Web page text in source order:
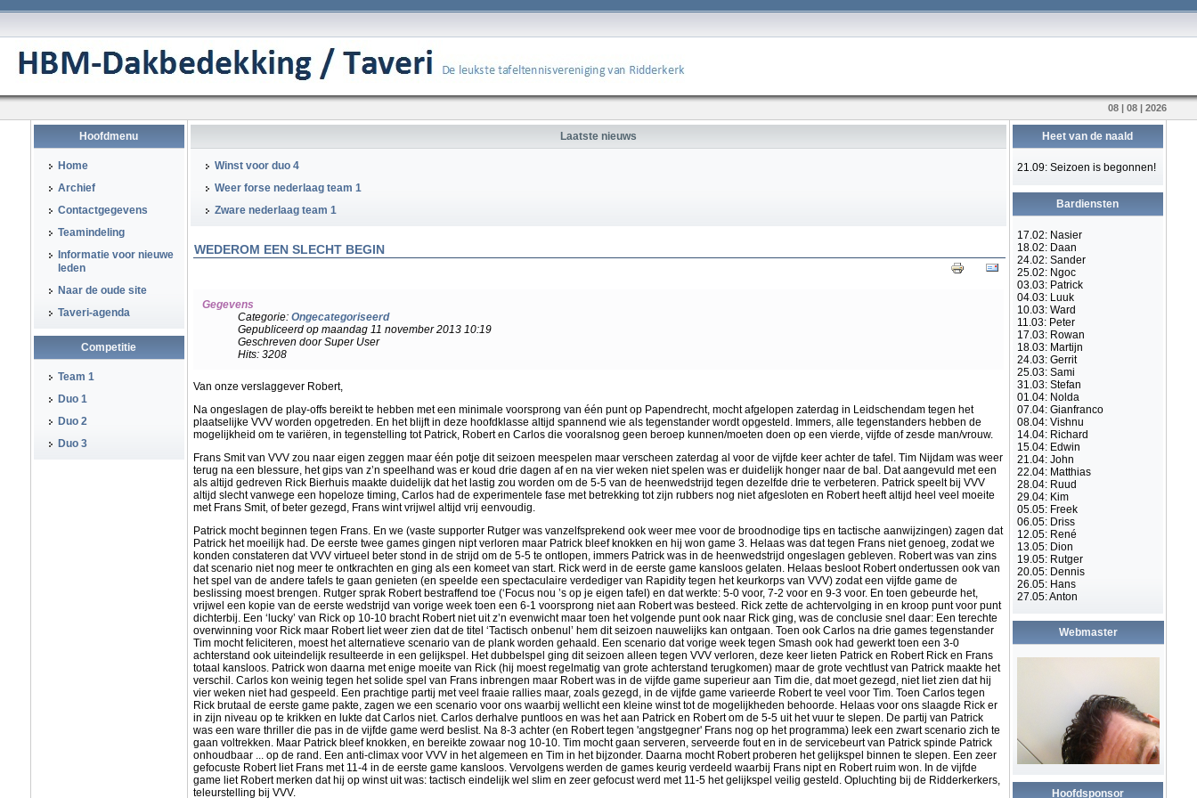
08 | 08 | 2026
Hoofdmenu
Home
Archief
Contactgegevens
Teamindeling
Informatie voor nieuwe
leden
Naar de oude site
Taveri-agenda
Competitie
Team 1
Duo 1
Duo 2
Duo 3
Laatste nieuws
Winst voor duo 4
Weer forse nederlaag team 1
Zware nederlaag team 1
WEDEROM EEN SLECHT BEGIN
Gegevens
Categorie: Ongecategoriseerd
Gepubliceerd op maandag 11 november 2013 10:19
Geschreven door Super User
Hits: 3208
Van onze verslaggever Robert,
Na ongeslagen de play-offs bereikt te hebben met een minimale voorsprong van één punt op Papendrecht, mocht afgelopen zaterdag in Leidschendam tegen het
plaatselijke VVV worden opgetreden. En het blijft in deze hoofdklasse altijd spannend wie als tegenstander wordt opgesteld. Immers, alle tegenstanders hebben de
mogelijkheid om te variëren, in tegenstelling tot Patrick, Robert en Carlos die vooralsnog geen beroep kunnen/moeten doen op een vierde, vijfde of zesde man/vrouw.
Frans Smit van VVV zou naar eigen zeggen maar één potje dit seizoen meespelen maar verscheen zaterdag al voor de vijfde keer achter de tafel. Tim Nijdam was weer
terug na een blessure, het gips van z’n speelhand was er koud drie dagen af en na vier weken niet spelen was er duidelijk honger naar de bal. Dat aangevuld met een
als altijd gedreven Rick Bierhuis maakte duidelijk dat het lastig zou worden om de 5-5 van de heenwedstrijd tegen dezelfde drie te verbeteren. Patrick speelt bij VVV
altijd slecht vanwege een hopeloze timing, Carlos had de experimentele fase met betrekking tot zijn rubbers nog niet afgesloten en Robert heeft altijd heel veel moeite
met Frans Smit, of beter gezegd, Frans wint vrijwel altijd vrij eenvoudig.
Patrick mocht beginnen tegen Frans. En we (vaste supporter Rutger was vanzelfsprekend ook weer mee voor de broodnodige tips en tactische aanwijzingen) zagen dat
Patrick het moeilijk had. De eerste twee games gingen nipt verloren maar Patrick bleef knokken en hij won game 3. Helaas was dat tegen Frans niet genoeg, zodat we
konden constateren dat VVV virtueel beter stond in de strijd om de 5-5 te ontlopen, immers Patrick was in de heenwedstrijd ongeslagen gebleven. Robert was van zins
dat scenario niet nog meer te ontkrachten en ging als een komeet van start. Rick werd in de eerste game kansloos gelaten. Helaas besloot Robert ondertussen ook van
het spel van de andere tafels te gaan genieten (en speelde een spectaculaire verdediger van Rapidity tegen het keurkorps van VVV) zodat een vijfde game de
beslissing moest brengen. Rutger sprak Robert bestraffend toe (‘Focus nou ’s op je eigen tafel) en dat werkte: 5-0 voor, 7-2 voor en 9-3 voor. En toen gebeurde het,
vrijwel een kopie van de eerste wedstrijd van vorige week toen een 6-1 voorsprong niet aan Robert was besteed. Rick zette de achtervolging in en kroop punt voor punt
dichterbij. Een ‘lucky’ van Rick op 10-10 bracht Robert niet uit z’n evenwicht maar toen het volgende punt ook naar Rick ging, was de conclusie snel daar: Een terechte
overwinning voor Rick maar Robert liet weer zien dat de titel ‘Tactisch onbenul’ hem dit seizoen nauwelijks kan ontgaan. Toen ook Carlos na drie games tegenstander
Tim mocht feliciteren, moest het alternatieve scenario van de plank worden gehaald. Een scenario dat vorige week tegen Smash ook had gewerkt toen een 3-0
achterstand ook uiteindelijk resulteerde in een gelijkspel. Het dubbelspel ging dit seizoen alleen tegen VVV verloren, deze keer lieten Patrick en Robert Rick en Frans
totaal kansloos. Patrick won daarna met enige moeite van Rick (hij moest regelmatig van grote achterstand terugkomen) maar de grote vechtlust van Patrick maakte het
verschil. Carlos kon weinig tegen het solide spel van Frans inbrengen maar Robert was in de vijfde game superieur aan Tim die, dat moet gezegd, niet liet zien dat hij
vier weken niet had gespeeld. Een prachtige partij met veel fraaie rallies maar, zoals gezegd, in de vijfde game varieerde Robert te veel voor Tim. Toen Carlos tegen
Rick brutaal de eerste game pakte, zagen we een scenario voor ons waarbij wellicht een kleine winst tot de mogelijkheden behoorde. Helaas voor ons slaagde Rick er
in zijn niveau op te krikken en lukte dat Carlos niet. Carlos derhalve puntloos en was het aan Patrick en Robert om de 5-5 uit het vuur te slepen. De partij van Patrick
was een ware thriller die pas in de vijfde game werd beslist. Na 8-3 achter (en Robert tegen 'angstgegner' Frans nog op het programma) leek een zwart scenario zich te
gaan voltrekken. Maar Patrick bleef knokken, en bereikte zowaar nog 10-10. Tim mocht gaan serveren, serveerde fout en in de servicebeurt van Patrick spinde Patrick
onhoudbaar ... op de rand. Een anti-climax voor VVV in het algemeen en Tim in het bijzonder. Daarna mocht Robert proberen het gelijkspel binnen te slepen. Een zeer
gefocuste Robert liet Frans met 11-4 in de eerste game kansloos. Vervolgens werden de games keurig verdeeld waarbij Frans nipt en Robert ruim won. In de vijfde
game liet Robert merken dat hij op winst uit was: tactisch eindelijk wel slim en zeer gefocust werd met 11-5 het gelijkspel veilig gesteld. Opluchting bij de Ridderkerkers,
teleurstelling bij VVV.
Heet van de naald
21.09: Seizoen is begonnen!
Bardiensten
17.02: Nasier
18.02: Daan
24.02: Sander
25.02: Ngoc
03.03: Patrick
04.03: Luuk
10.03: Ward
11.03: Peter
17.03: Rowan
18.03: Martijn
24.03: Gerrit
25.03: Sami
31.03: Stefan
01.04: Nolda
07.04: Gianfranco
08.04: Vishnu
14.04: Richard
15.04: Edwin
21.04: John
22.04: Matthias
28.04: Ruud
29.04: Kim
05.05: Freek
06.05: Driss
12.05: René
13.05: Dion
19.05: Rutger
20.05: Dennis
26.05: Hans
27.05: Anton
Webmaster
Hoofdsponsor